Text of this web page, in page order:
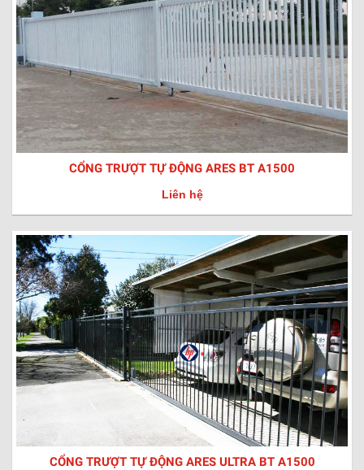
CỔNG TRƯỢT TỰ ĐỘNG ARES BT A1500
Liên hệ
CỔNG TRƯỢT TỰ ĐỘNG ARES ULTRA BT A1500